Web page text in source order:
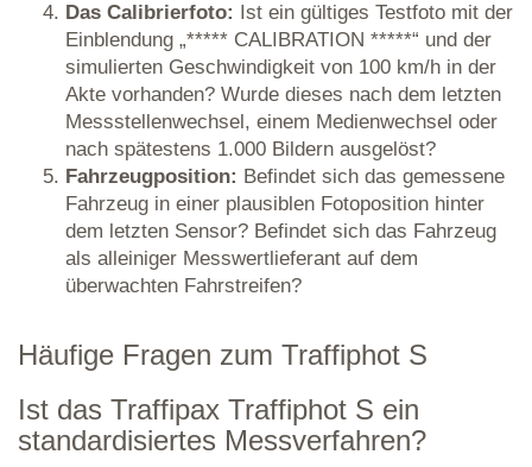
Das Calibrierfoto: Ist ein gültiges Testfoto mit der
Einblendung „***** CALIBRATION *****“ und der
simulierten Geschwindigkeit von 100 km/h in der
Akte vorhanden? Wurde dieses nach dem letzten
Messstellenwechsel, einem Medienwechsel oder
nach spätestens 1.000 Bildern ausgelöst?
Fahrzeugposition: Befindet sich das gemessene
Fahrzeug in einer plausiblen Fotoposition hinter
dem letzten Sensor? Befindet sich das Fahrzeug
als alleiniger Messwertlieferant auf dem
überwachten Fahrstreifen?
Häufige Fragen zum Traffiphot S
Ist das Traffipax Traffiphot S ein
standardisiertes Messverfahren?